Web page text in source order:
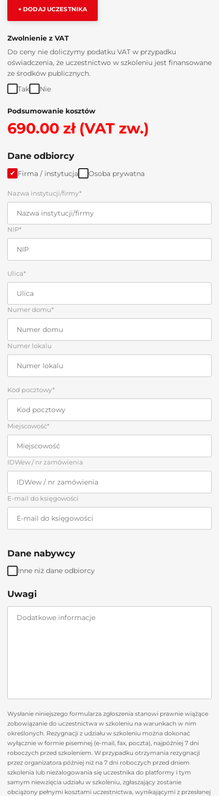
+ DODAJ UCZESTNIKA
Zwolnienie z VAT
Do ceny nie doliczymy podatku VAT w przypadku
oświadczenia, że uczestnictwo w szkoleniu jest finansowane
ze środków publicznych.
Tak
Nie
Podsumowanie kosztów
690.00 zł (VAT zw.)
Dane odbiorcy
Firma / instytucja Osoba prywatna
Nazwa instytucji/firmy*
NIP*
Ulica*
Numer domu*
Numer lokalu
Kod pocztowy*
Miejscowość*
IDWew / nr zamówienia
E-mail do księgowości
Dane nabywcy
Inne niż dane odbiorcy
Uwagi
Wysłanie niniejszego formularza zgłoszenia stanowi prawnie wiążące
zobowiązanie do uczestnictwa w szkoleniu na warunkach w nim
określonych. Rezygnacji z udziału w szkoleniu można dokonać
wyłącznie w formie pisemnej (e-mail, fax, poczta), najpóźniej 7 dni
roboczych przed szkoleniem. W przypadku otrzymania rezygnacji
przez organizatora później niż na 7 dni roboczych przed dniem
szkolenia lub niezalogowania się uczestnika do platformy i tym
samym niewzięcia udziału w szkoleniu, zgłaszający zostanie
obciążony pełnymi kosztami uczestnictwa, wynikającymi z przesłanej